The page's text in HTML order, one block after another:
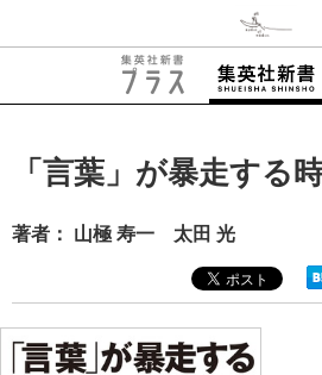
「言葉」が暴走する
著者： 山極 寿一 太田 光